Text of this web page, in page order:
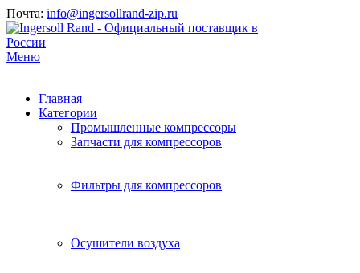
Почта: info@ingersollrand-zip.ru
Меню
Главная
Категории
Промышленные компрессоры
Запчасти для компрессоров
Фильтры для компрессоров
Осушители воздуха